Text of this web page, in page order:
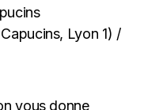
Lyon 1) /
vous donne